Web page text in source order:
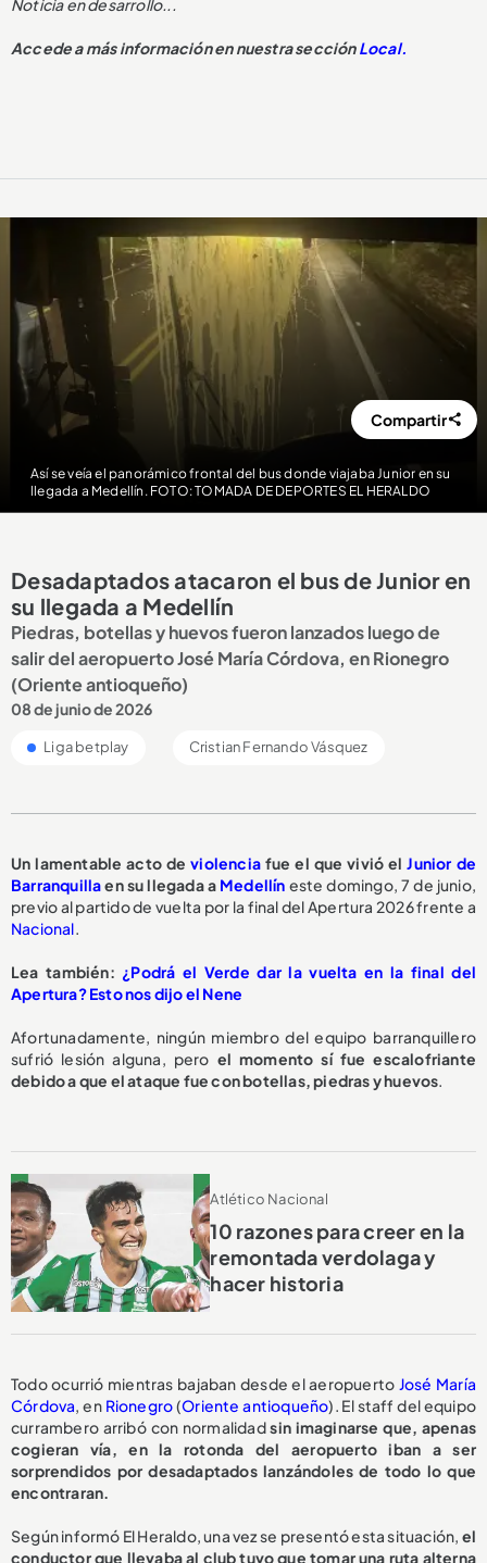
Noticia en desarrollo...
Accede a más información en nuestra secciónLocal.
Así se veía el panorámico frontal del bus donde viajaba Junior en su
llegada a Medellín. FOTO: TOMADA DE DEPORTES EL HERALDO
Compartir
Desadaptados atacaron el bus de Junior en
su llegada a Medellín
Piedras, botellas y huevos fueron lanzados luego de
salir del aeropuerto José María Córdova, en Rionegro
(Oriente antioqueño)
08 de junio de 2026
Liga betplay Cristian Fernando Vásquez
Un lamentable acto deviolencia fue el que vivió elJunior de
Barranquillaen su llegada a Medellín este domingo, 7 de junio,
previo al partido de vuelta por la final del Apertura 2026 frente a
Nacional.
Lea también: ¿Podrá el Verde dar la vuelta en la final del
Apertura? Esto nos dijo el Nene
Afortunadamente, ningún miembro del equipo barranquillero
sufrió lesión alguna, pero el momento sí fue escalofriante
debido a que el ataque fue con botellas, piedras y huevos.
Atlético Nacional
10 razones para creer en la
remontada verdolaga y
hacer historia
Todo ocurrió mientras bajaban desde el aeropuerto José María
Córdova, en Rionegro(Oriente antioqueño). El staff del equipo
currambero arribó con normalidadsin imaginarse que, apenas
cogieran vía, en la rotonda del aeropuerto iban a ser
sorprendidos por desadaptados lanzándoles de todo lo que
encontraran.
Según informó El Heraldo, una vez se presentó esta situación, el
conductor que llevaba al club tuvo que tomar una ruta alterna